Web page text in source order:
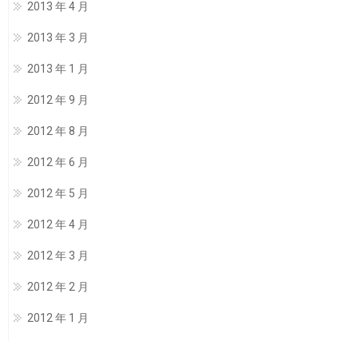
2013 年 4 月
2013 年 3 月
2013 年 1 月
2012 年 9 月
2012 年 8 月
2012 年 6 月
2012 年 5 月
2012 年 4 月
2012 年 3 月
2012 年 2 月
2012 年 1 月